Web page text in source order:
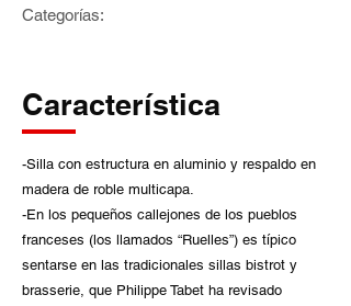
Categorías:
Característica
-Silla con estructura en aluminio y respaldo en
madera de roble multicapa.
-En los pequeños callejones de los pueblos
franceses (los llamados “Ruelles”) es típico
sentarse en las tradicionales sillas bistrot y
brasserie, que Philippe Tabet ha revisado